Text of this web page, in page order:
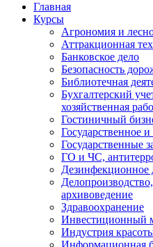
Главная
Курсы
Агрономия и
Аттракционная
Банковское дело
Безопасность
Библиотечная
Бухгалтерский
хозяйственная
Гостиничный
Государственное
Государственные
ГО и ЧС,
Дезинфекционное
архивоведение
Здравоохранение
Инвестиционный
Индустрия
Информационная